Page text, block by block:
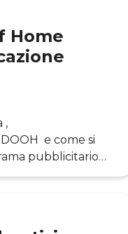
Home
,
e come si
pubblicitario
quotidianità,